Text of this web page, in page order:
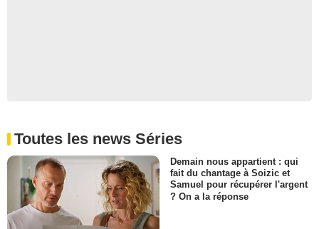
Toutes les news Séries
Demain nous appartient : qui
fait du chantage à Soizic et
Samuel pour récupérer l'argent
? On a la réponse